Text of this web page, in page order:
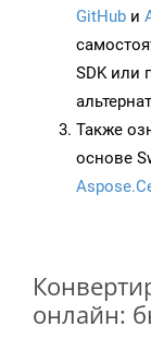
GitHub и
SDK или
Также
основе
онлайн: